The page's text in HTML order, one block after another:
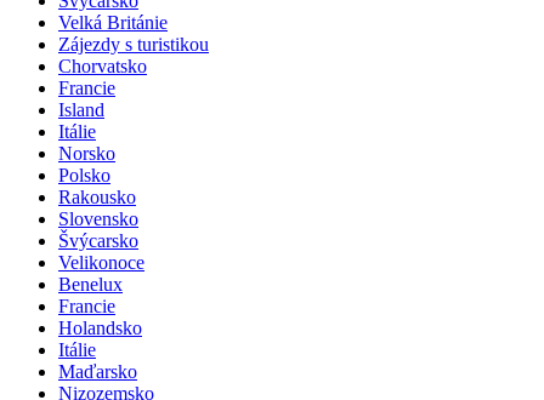
Velká Británie
Zájezdy s turistikou
Chorvatsko
Francie
Island
Itálie
Norsko
Polsko
Rakousko
Slovensko
Švýcarsko
Velikonoce
Benelux
Francie
Holandsko
Itálie
Maďarsko
Nizozemsko